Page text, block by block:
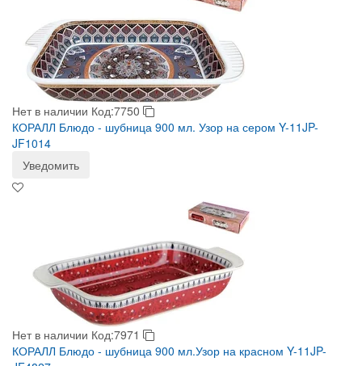
Нет в наличии Код:7750
КОРАЛЛ Блюдо - шубница 900 мл. Узор на сером Y-11JP-
JF1014
Уведомить
Нет в наличии Код:7971
КОРАЛЛ Блюдо - шубница 900 мл.Узор на красном Y-11JP-